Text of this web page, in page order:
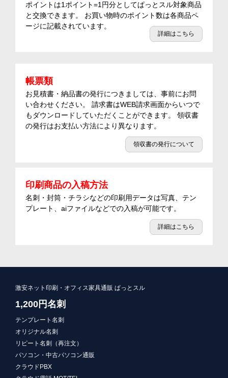
ポイントは1ポイント=1円分としてぱっとスル対象商品
と交換できます。 お買い物時のポイント数は各商品ペ
ージに記載されています。
詳細はこちら
帳票類
お見積書・納品書の発行につきましては、事前にお問
い合わせください。 請求書はWEB請求画面からいつで
もダウンロードしていただくことができます。 領収書
の発行はお支払い方法により異なります。
領収書の発行について
印刷商品の入稿方法
名刺・封筒・チラシなどの印刷用データは写真、テン
プレート、aiファイルなどでの入稿が可能です。
詳細はこちら
激安ネット印刷・オフィス家具通販 ぱっとスル
1,200円名刺
テンプレート名刺
オリジナル名刺
リピート名刺（再注文）
パソコン・中古パソコン通販
クラウドPBX